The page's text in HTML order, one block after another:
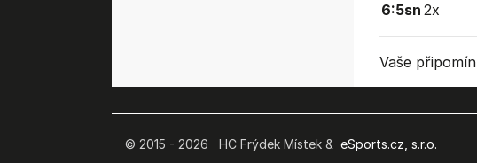
6:5sn 2x
Vaše
© 2015 - 2026 HC Frýdek Místek &eSports.cz, s.r.o.